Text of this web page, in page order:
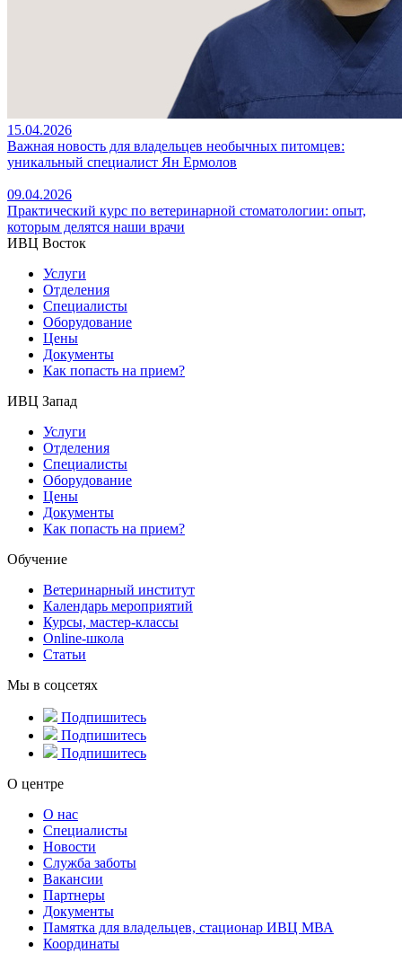
15.04.2026
Важная новость для владельцев необычных питомцев:
уникальный специалист Ян Ермолов
09.04.2026
Практический курс по ветеринарной стоматологии: опыт,
которым делятся наши врачи
ИВЦ Восток
Услуги
Отделения
Специалисты
Оборудование
Цены
Документы
Как попасть на прием?
ИВЦ Запад
Услуги
Отделения
Специалисты
Оборудование
Цены
Документы
Как попасть на прием?
Обучение
Ветеринарный институт
Календарь мероприятий
Курсы, мастер-классы
Online-школа
Статьи
Мы в соцсетях
Подпишитесь
Подпишитесь
Подпишитесь
О центре
О нас
Специалисты
Новости
Служба заботы
Вакансии
Партнеры
Документы
Памятка для владельцев, стационар ИВЦ МВА
Координаты